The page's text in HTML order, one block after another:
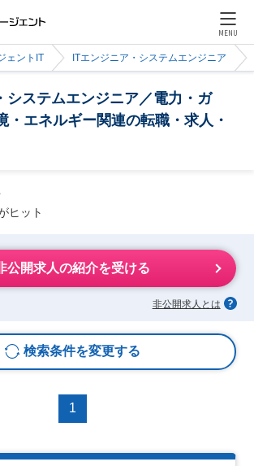
MENU
ェントIT ITエンジニア・システムエンジニア
システムエンジニア／電力・ガ
・エネルギー関連の転職・求人・
ヒット
公開求人の紹介を受ける
非公開求人とは
検索条件を変更する
1